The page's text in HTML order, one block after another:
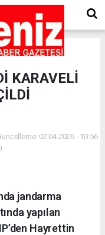
KARAVELİ
02.04.2026 - 10:56
jandarma
yapılan
Hayrettin